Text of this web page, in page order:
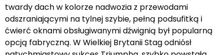
twardy dach w kolorze nadwozia z przewodami
odszraniającymi na tylnej szybie, pełną podsufitką i
ćwierć oknami obsługiwanymi dźwignią był popularną
opcją fabryczną. W Wielkiej Brytanii Stag odniósł